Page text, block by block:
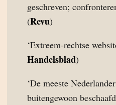
geschreven;
(Revu)
‘Extreem-rechtse
Handelsblad)
‘De meeste
buitengewoon